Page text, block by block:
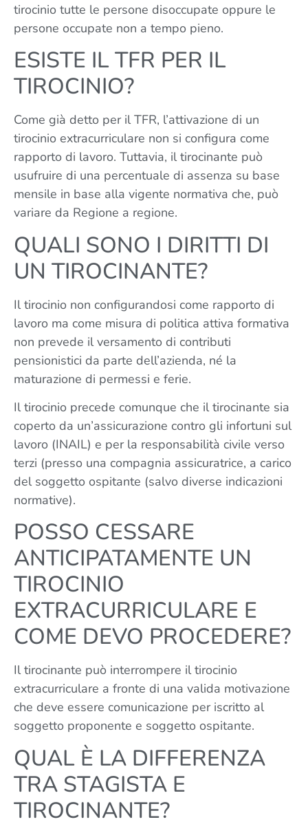
tirocinio tutte le persone disoccupate oppure le
persone occupate non a tempo pieno.
ESISTE IL TFR PER IL
TIROCINIO?
Come già detto per il TFR, l’attivazione di un
tirocinio extracurriculare non si configura come
rapporto di lavoro. Tuttavia, il tirocinante può
usufruire di una percentuale di assenza su base
mensile in base alla vigente normativa che, può
variare da Regione a regione.
QUALI SONO I DIRITTI DI
UN TIROCINANTE?
Il tirocinio non configurandosi come rapporto di
lavoro ma come misura di politica attiva formativa
non prevede il versamento di contributi
pensionistici da parte dell’azienda, né la
maturazione di permessi e ferie.
Il tirocinio precede comunque che il tirocinante sia
coperto da un’assicurazione contro gli infortuni sul
lavoro (INAIL) e per la responsabilità civile verso
terzi (presso una compagnia assicuratrice, a carico
del soggetto ospitante (salvo diverse indicazioni
normative).
POSSO CESSARE
ANTICIPATAMENTE UN
TIROCINIO
EXTRACURRICULARE E
COME DEVO PROCEDERE?
Il tirocinante può interrompere il tirocinio
extracurriculare a fronte di una valida motivazione
che deve essere comunicazione per iscritto al
soggetto proponente e soggetto ospitante.
QUAL È LA DIFFERENZA
TRA STAGISTA E
TIROCINANTE?